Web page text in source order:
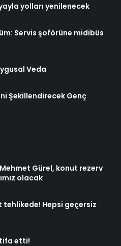
yolları yenilenecek
Servis şoförüne midibüs
Veda
Şekillendirecek Genç
Gürel, konut rezerv
olacak
Hepsi geçersiz
etti!